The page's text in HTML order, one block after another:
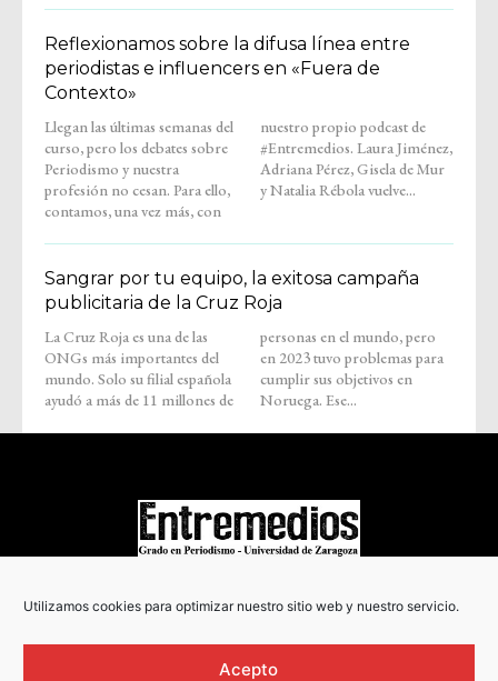
Utilizamos cookies para optimizar nuestro sitio web y nuestro servicio.
Acepto
Reflexionamos sobre la difusa línea entre
periodistas e influencers en «Fuera de
Contexto»
Llegan las últimas semanas del
curso, pero los debates sobre
Periodismo y nuestra
profesión no cesan. Para ello,
contamos, una vez más, con
nuestro propio podcast de
#Entremedios. Laura Jiménez,
Adriana Pérez, Gisela de Mur
y Natalia Rébola vuelve...
Sangrar por tu equipo, la exitosa campaña
publicitaria de la Cruz Roja
La Cruz Roja es una de las
ONGs más importantes del
mundo. Solo su filial española
ayudó a más de 11 millones de
personas en el mundo, pero
en 2023 tuvo problemas para
cumplir sus objetivos en
Noruega. Ese...